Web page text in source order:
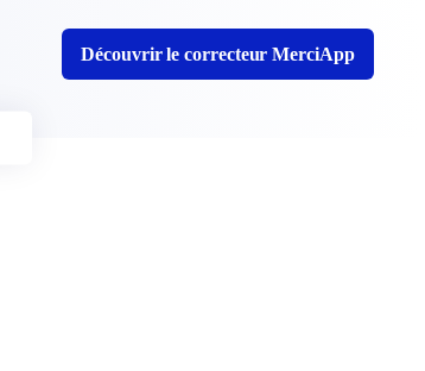
Découvrir le correcteur MerciApp